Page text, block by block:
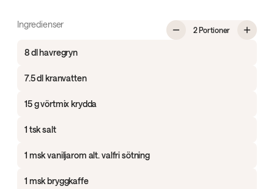
Ingredienser
2 Portioner, Juligt
8 dl havregryn
7.5 dl kranvatten
15 g vörtmix krydda
1 tsk salt
1 msk vaniljarom alt. valfri sötning
1 msk bryggkaffe